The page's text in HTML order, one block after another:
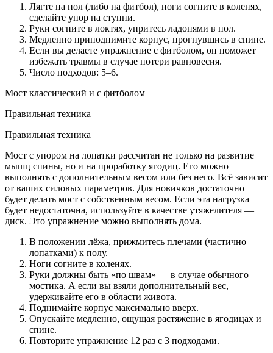
Лягте на пол (либо на фитбол), ноги согните в коленях,
сделайте упор на ступни.
Руки согните в локтях, упритесь ладонями в пол.
Медленно приподнимите корпус, прогнувшись в спине.
Если вы делаете упражнение с фитболом, он поможет
избежать травмы в случае потери равновесия.
Число подходов: 5–6.
Мост классический и с фитболом
Правильная техника
Правильная техника
Мост с упором на лопатки рассчитан не только на развитие
мышц спины, но и на проработку ягодиц. Его можно
выполнять с дополнительным весом или без него. Всё зависит
от ваших силовых параметров. Для новичков достаточно
будет делать мост с собственным весом. Если эта нагрузка
будет недостаточна, используйте в качестве утяжелителя —
диск. Это упражнение можно выполнять дома.
В положении лёжа, прижмитесь плечами (частично
лопатками) к полу.
Ноги согните в коленях.
Руки должны быть «по швам» — в случае обычного
мостика. А если вы взяли дополнительный вес,
удерживайте его в области живота.
Поднимайте корпус максимально вверх.
Опускайте медленно, ощущая растяжение в ягодицах и
спине.
Повторите упражнение 12 раз с 3 подходами.